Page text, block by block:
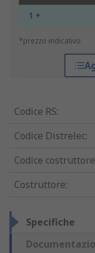
1 +
*prezzo indicativo
Codice RS:
Codice Distrelec:
Codice costruttore
Costruttore:
Specifiche